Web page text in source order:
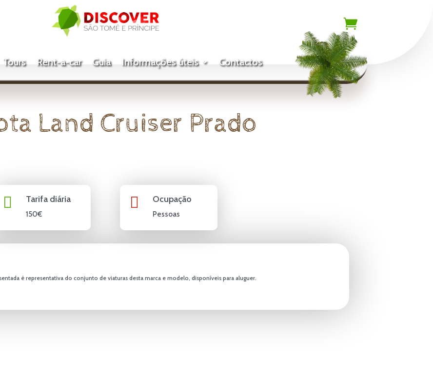

Tours Rent-a-car Guia Informações úteis Contactos
Land Cruiser Prado
 Tarifa diária
150€
 Ocupação
Pessoas
é representativa do conjunto de viaturas desta marca e modelo, disponíveis para aluguer.